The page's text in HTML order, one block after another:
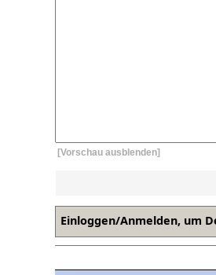
[Vorschau ausblenden]